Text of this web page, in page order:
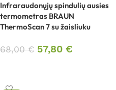
Infraraudonųjų spindulių ausies
termometras BRAUN
ThermoScan 7 su žaisliuku
68,00€ 57,80 €